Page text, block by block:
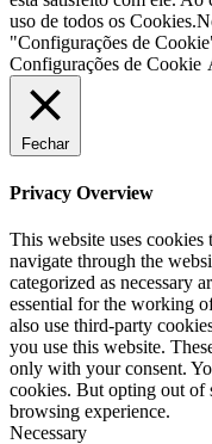
uso de todos os
"Configurações de
Configurações de Cookie
Fechar
Privacy Overview
This website uses
navigate through the
categorized as necessary
essential for the working
also use third-party
you use this website.
only with your consent.
cookies. But opting out of
browsing experience.
Necessary